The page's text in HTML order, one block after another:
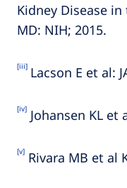
Kidney Disease
MD: NIH; 2015.
[iii] Lacson E et al:
[iv] Johansen KL et
[v] Rivara MB et al